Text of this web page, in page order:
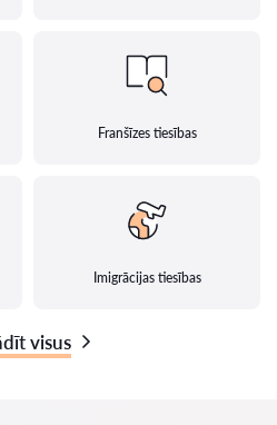
Franšīzes tiesības
Imigrācijas tiesības
visus